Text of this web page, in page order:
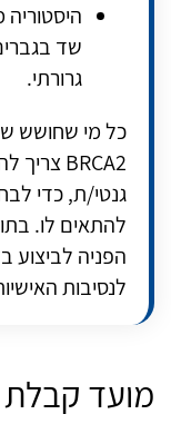
שד
גרורתי.
כל מי שחושש
BRCA2צריך
גנטי/ת, כדי
להתאים לו.
הפניה
לנסיבות
מועד